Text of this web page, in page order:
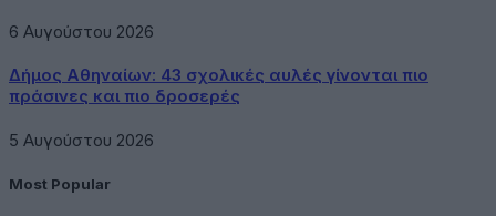
6 Αυγούστου 2026
Δήμος Αθηναίων: 43 σχολικές αυλές γίνονται πιο
πράσινες και πιο δροσερές
5 Αυγούστου 2026
Most Popular